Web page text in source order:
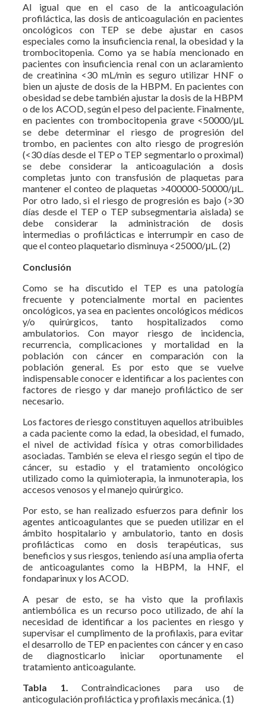
Al igual que en el caso de la anticoagulación
profiláctica, las dosis de anticoagulación en pacientes
oncológicos con TEP se debe ajustar en casos
especiales como la insuficiencia renal, la obesidad y la
trombocitopenia. Como ya se había mencionado en
pacientes con insuficiencia renal con un aclaramiento
de creatinina <30 mL/min es seguro utilizar HNF o
bien un ajuste de dosis de la HBPM. En pacientes con
obesidad se debe también ajustar la dosis de la HBPM
o de los ACOD, según el peso del paciente. Finalmente,
en pacientes con trombocitopenia grave <50000/μL
se debe determinar el riesgo de progresión del
trombo, en pacientes con alto riesgo de progresión
(<30 días desde el TEP o TEP segmentarlo o proximal)
se debe considerar la anticoagulación a dosis
completas junto con transfusión de plaquetas para
mantener el conteo de plaquetas >400000-50000/μL.
Por otro lado, si el riesgo de progresión es bajo (>30
días desde el TEP o TEP subsegmentaria aislada) se
debe considerar la administración de dosis
intermedias o profilácticas e interrumpir en caso de
que el conteo plaquetario disminuya <25000/μL. (2)
Conclusión
Como se ha discutido el TEP es una patología
frecuente y potencialmente mortal en pacientes
oncológicos, ya sea en pacientes oncológicos médicos
y/o quirúrgicos, tanto hospitalizados como
ambulatorios. Con mayor riesgo de incidencia,
recurrencia, complicaciones y mortalidad en la
población con cáncer en comparación con la
población general. Es por esto que se vuelve
indispensable conocer e identificar a los pacientes con
factores de riesgo y dar manejo profiláctico de ser
necesario.
Los factores de riesgo constituyen aquellos atribuibles
a cada paciente como la edad, la obesidad, el fumado,
el nivel de actividad física y otras comorbilidades
asociadas. También se eleva el riesgo según el tipo de
cáncer, su estadio y el tratamiento oncológico
utilizado como la quimioterapia, la inmunoterapia, los
accesos venosos y el manejo quirúrgico.
Por esto, se han realizado esfuerzos para definir los
agentes anticoagulantes que se pueden utilizar en el
ámbito hospitalario y ambulatorio, tanto en dosis
profilácticas como en dosis terapéuticas, sus
beneficios y sus riesgos, teniendo así una amplia oferta
de anticoagulantes como la HBPM, la HNF, el
fondaparinux y los ACOD.
A pesar de esto, se ha visto que la profilaxis
antiembólica es un recurso poco utilizado, de ahí la
necesidad de identificar a los pacientes en riesgo y
supervisar el cumplimento de la profilaxis, para evitar
el desarrollo de TEP en pacientes con cáncer y en caso
de diagnosticarlo iniciar oportunamente el
tratamiento anticoagulante.
Tabla 1.Contraindicaciones para uso de
anticogulación profiláctica y profilaxis mecánica. (1)